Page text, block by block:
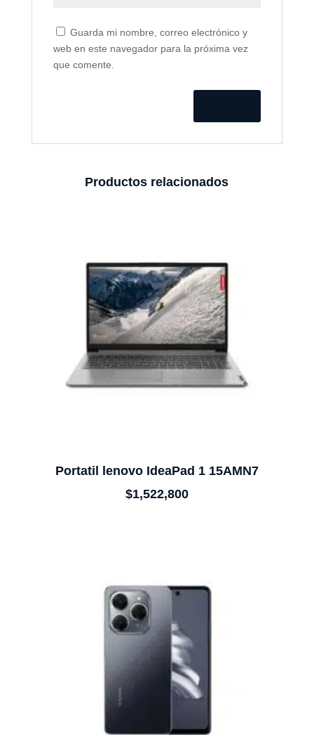
Guarda mi nombre, correo electrónico y
web en este navegador para la próxima vez
que comente.
Productos relacionados
Portatil lenovo IdeaPad 1 15AMN7
$1,522,800